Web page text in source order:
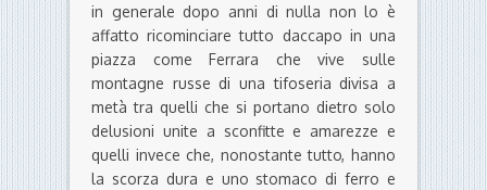
in generale dopo anni di nulla non lo è
affatto ricominciare tutto daccapo in una
piazza come Ferrara che vive sulle
montagne russe di una tifoseria divisa a
metà tra quelli che si portano dietro solo
delusioni unite a sconfitte e amarezze e
quelli invece che, nonostante tutto, hanno
la scorza dura e uno stomaco di ferro e